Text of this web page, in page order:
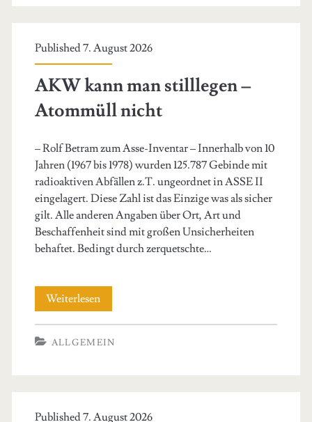
Published 7. August 2026
AKW kann man stilllegen –
Atommüll nicht
– Rolf Betram zum Asse-Inventar – Innerhalb von 10
Jahren (1967 bis 1978) wurden 125.787 Gebinde mit
radioaktiven Abfällen z.T. ungeordnet in ASSE II
eingelagert. Diese Zahl ist das Einzige was als sicher
gilt. Alle anderen Angaben über Ort, Art und
Beschaffenheit sind mit großen Unsicherheiten
behaftet. Bedingt durch zerquetschte…
WeiterlesenAKW
kann
man
ALLGEMEIN
Published 7. August 2026